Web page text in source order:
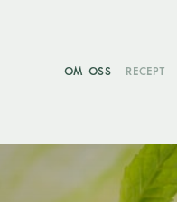
OM OSS RECEPT